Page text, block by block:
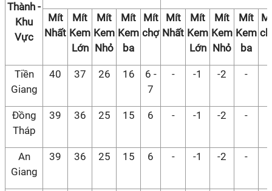
Thành -
Khu
Vực
Mít
Nhất
Mít
Kem
Lớn
Mít
Kem
Nhỏ
Mít
Kem
ba
Mít
chợ
Mít
Nhất
Mít
Kem
Lớn
Mít
Kem
Nhỏ
Mít
Kem
ba
Tiền
Giang
40 37 26 16
6 -
7
- -1 -2 -
Đồng
Tháp
39 36 25 15 6 - -1 -2 -
An
Giang
39 36 25 15 6 - -1 -2 -